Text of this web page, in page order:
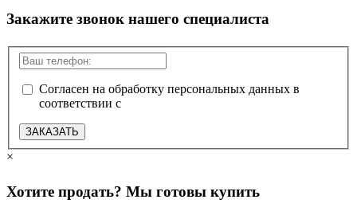
Закажите звонок нашего специалиста
Согласен на обработку персональных данных в
соответствии с
ЗАКАЗАТЬ
×
Хотите продать? Мы готовы купить